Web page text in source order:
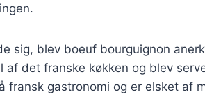
sig, blev boeuf bourguignon
det franske køkken og blev
fransk gastronomi og er elsket af